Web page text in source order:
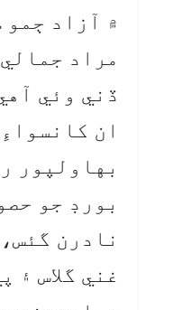
۾ آزاد ڄمو
مراد
ڏني وئي
ان
بهاولپور
بورڊ جو
نادرن
غني گلاس ۽